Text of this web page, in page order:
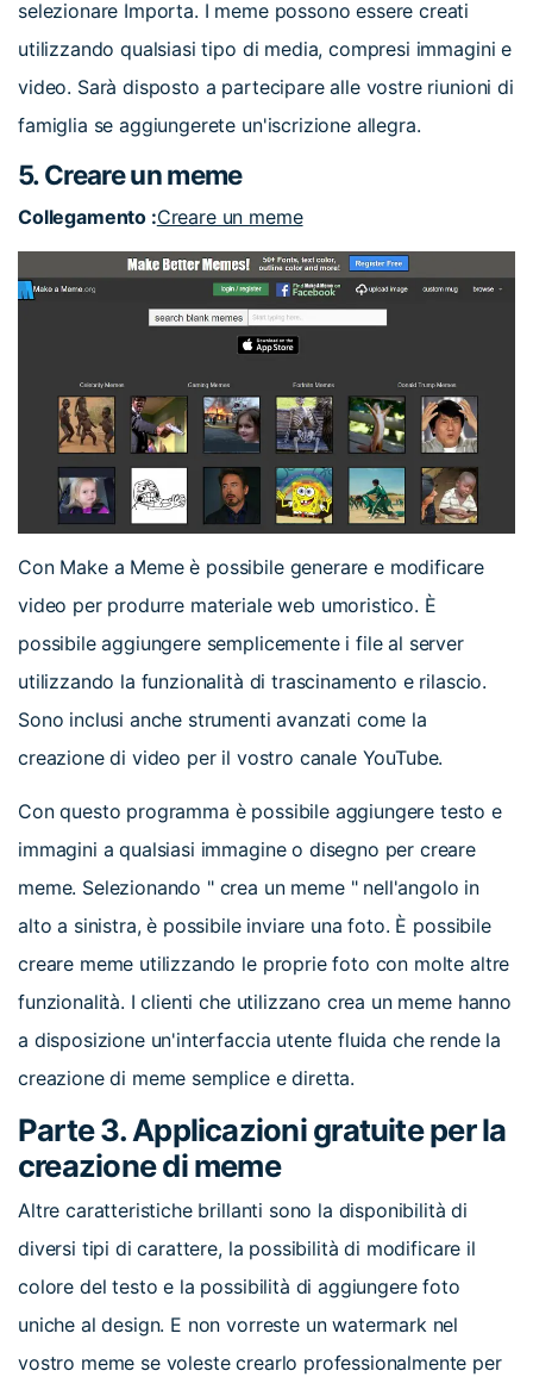
selezionare Importa. I meme possono essere creati
utilizzando qualsiasi tipo di media, compresi immagini e
video. Sarà disposto a partecipare alle vostre riunioni di
famiglia se aggiungerete un'iscrizione allegra.
5. Creare un meme
Collegamento :Creare un meme
Con Make a Meme è possibile generare e modificare
video per produrre materiale web umoristico. È
possibile aggiungere semplicemente i file al server
utilizzando la funzionalità di trascinamento e rilascio.
Sono inclusi anche strumenti avanzati come la
creazione di video per il vostro canale YouTube.
Con questo programma è possibile aggiungere testo e
immagini a qualsiasi immagine o disegno per creare
meme. Selezionando " crea un meme " nell'angolo in
alto a sinistra, è possibile inviare una foto. È possibile
creare meme utilizzando le proprie foto con molte altre
funzionalità. I clienti che utilizzano crea un meme hanno
a disposizione un'interfaccia utente fluida che rende la
creazione di meme semplice e diretta.
Parte 3. Applicazioni gratuite per la
creazione di meme
Altre caratteristiche brillanti sono la disponibilità di
diversi tipi di carattere, la possibilità di modificare il
colore del testo e la possibilità di aggiungere foto
uniche al design. E non vorreste un watermark nel
vostro meme se voleste crearlo professionalmente per